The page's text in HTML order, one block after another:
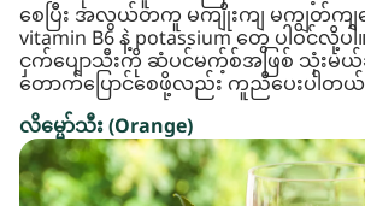
စေပြီး အလွယ်တကူ မကျိုးကျ မကျွတ်က
vitamin B6 နဲ့ potassium တွေ ပါဝင်လို့ပ
ငှက်ပျောသီးကို ဆံပင်မက့်စ်အဖြစ် သုံးမ
တောက်ပြောင်စေဖို့လည်း ကူညီပေးပါတယ်
လိမ္မော်သီး (Orange)